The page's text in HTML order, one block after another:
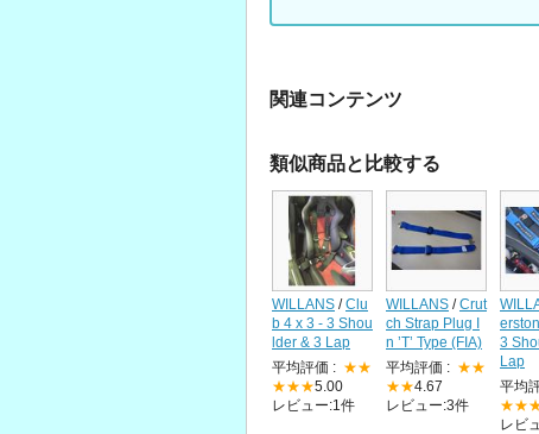
関連コンテンツ
類似商品と比較する
WILLANS /Clu
b 4 x 3 - 3 Shou
lder & 3 Lap
平均評価 : ★★
★★★5.00
レビュー:1件
WILLANS /Crut
ch Strap Plug I
n ’T’ Type (FIA)
平均評価 : ★★
★★4.67
レビュー:3件
3
Lap
平均
レビ